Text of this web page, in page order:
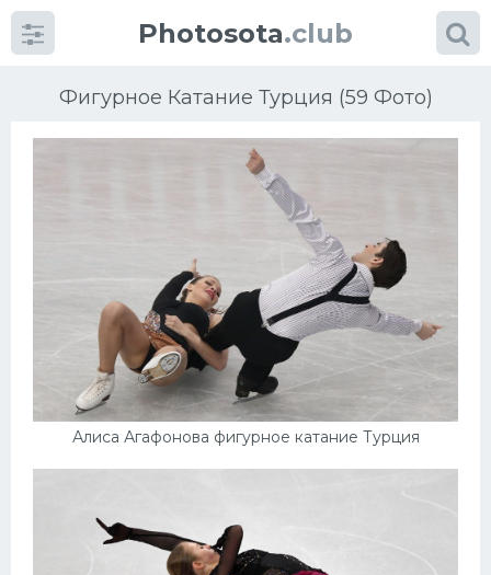
Photosota.club
Фигурное Катание Турция (59 Фото)
Алиса Агафонова фигурное катание Турция
КатегорииФото
Еще картинки...
Баскетбол
Конькобежный спорт